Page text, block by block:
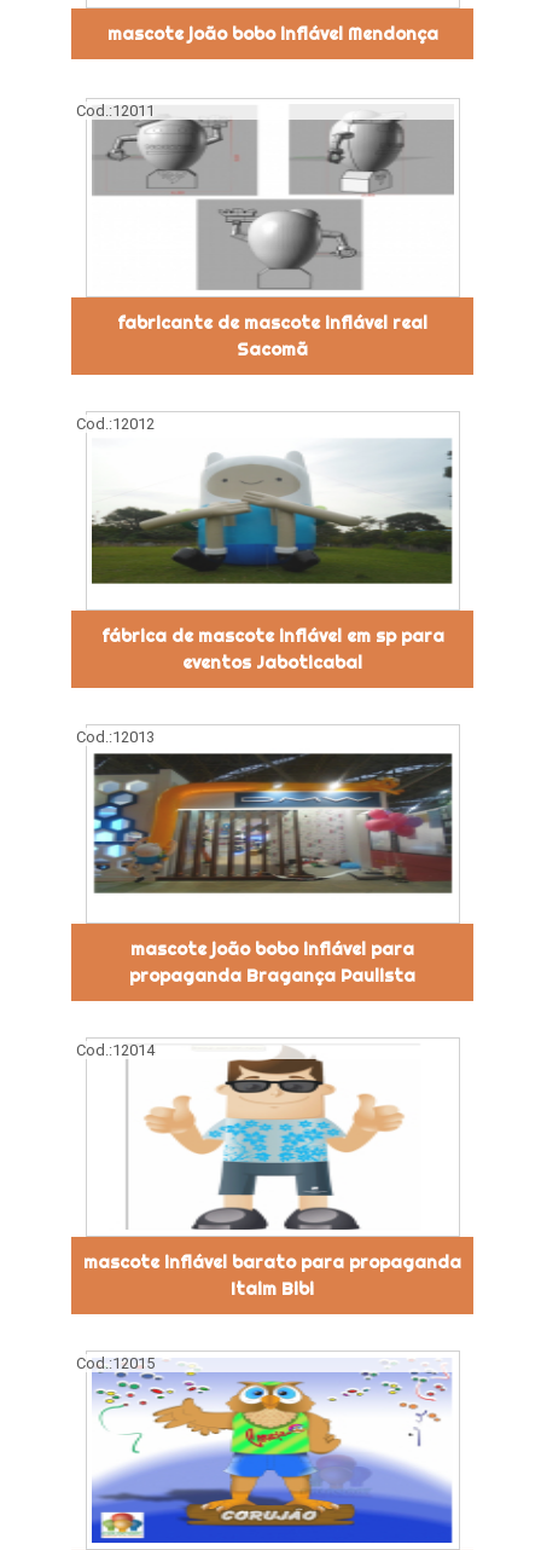
mascote joão bobo inflável Mendonça
Cod.:12011
fabricante de mascote inflável real
Sacomã
Cod.:12012
fábrica de mascote inflável em sp para
eventos Jaboticabal
Cod.:12013
mascote joão bobo inflável para
propaganda Bragança Paulista
Cod.:12014
mascote inflável barato para propaganda
Itaim Bibi
Cod.:12015